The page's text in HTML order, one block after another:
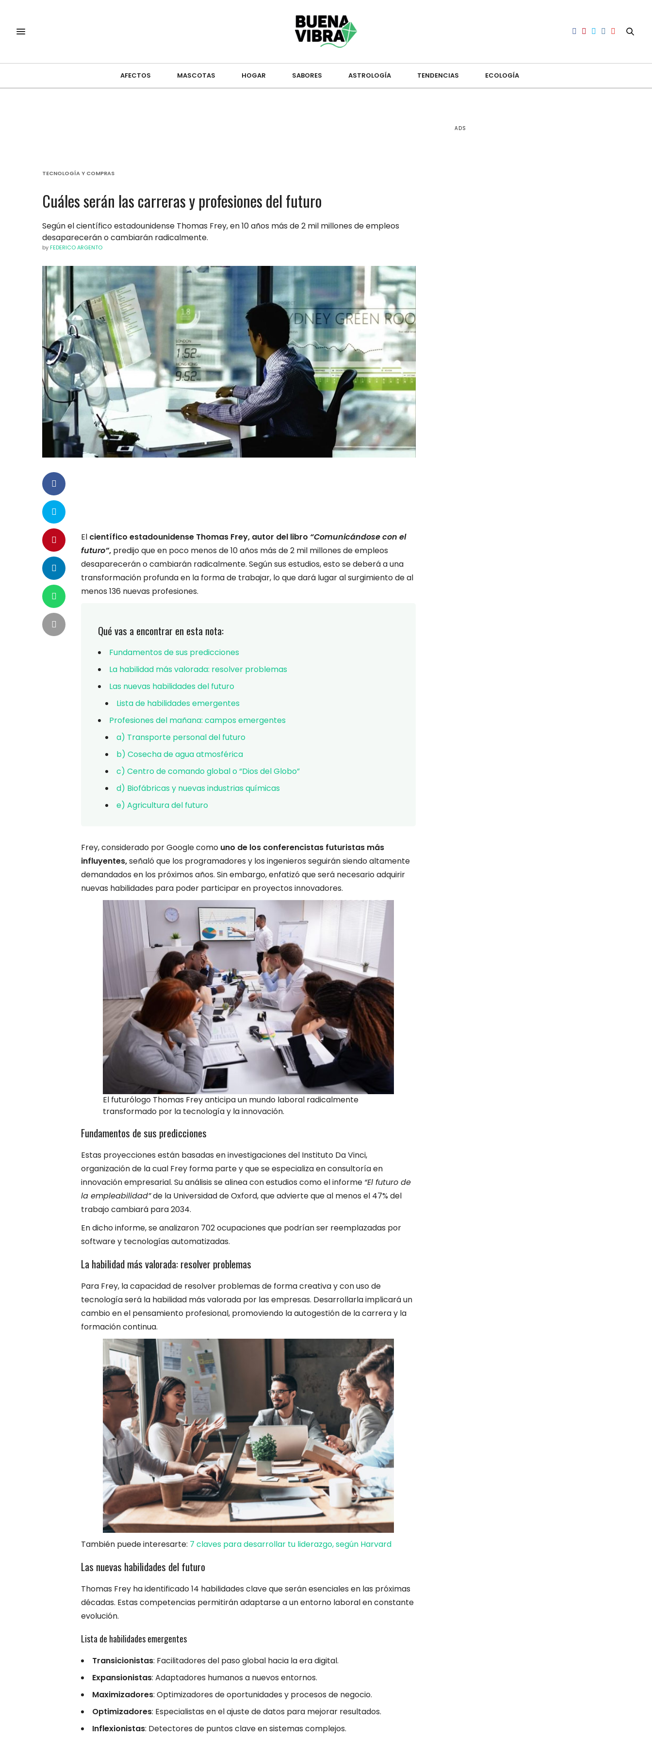
AFECTOS MASCOTAS HOGAR SABORES ASTROLOGÍA TENDENCIAS ECOLOGÍA
TECNOLOGÍA Y COMPRAS
Cuáles serán las carreras y profesiones del futuro
Según el científico estadounidense Thomas Frey, en 10 años más de 2 mil millones de empleos
desaparecerán o cambiarán radicalmente.
by FEDERICO ARGENTO
El científico estadounidense Thomas Frey, autor del libro “Comunicándose con el
futuro”, predijo que en poco menos de 10 años más de 2 mil millones de empleos
desaparecerán o cambiarán radicalmente. Según sus estudios, esto se deberá a una
transformación profunda en la forma de trabajar, lo que dará lugar al surgimiento de al
menos 136 nuevas profesiones.
Qué vas a encontrar en esta nota:
Fundamentos de sus predicciones
La habilidad más valorada: resolver problemas
Las nuevas habilidades del futuro
Lista de habilidades emergentes
Profesiones del mañana: campos emergentes
a) Transporte personal del futuro
b) Cosecha de agua atmosférica
c) Centro de comando global o “Dios del Globo”
d) Biofábricas y nuevas industrias químicas
e) Agricultura del futuro
Frey, considerado por Google como uno de los conferencistas futuristas más
influyentes,señaló que los programadores y los ingenieros seguirán siendo altamente
demandados en los próximos años. Sin embargo, enfatizó que será necesario adquirir
nuevas habilidades para poder participar en proyectos innovadores.
El futurólogo Thomas Frey anticipa un mundo laboral radicalmente
transformado por la tecnología y la innovación.
Fundamentos de sus predicciones
Estas proyecciones están basadas en investigaciones del Instituto Da Vinci,
organización de la cual Frey forma parte y que se especializa en consultoría en
innovación empresarial. Su análisis se alinea con estudios como el informe “El futuro de
la empleabilidad”de la Universidad de Oxford, que advierte que al menos el 47% del
trabajo cambiará para 2034.
En dicho informe, se analizaron 702 ocupaciones que podrían ser reemplazadas por
software y tecnologías automatizadas.
La habilidad más valorada: resolver problemas
Para Frey, la capacidad de resolver problemas de forma creativa y con uso de
tecnología será la habilidad más valorada por las empresas. Desarrollarla implicará un
cambio en el pensamiento profesional, promoviendo la autogestión de la carrera y la
formación continua.
También puede interesarte: 7 claves para desarrollar tu liderazgo, según Harvard
Las nuevas habilidades del futuro
Thomas Frey ha identificado 14 habilidades clave que serán esenciales en las próximas
décadas. Estas competencias permitirán adaptarse a un entorno laboral en constante
evolución.
Lista de habilidades emergentes
Transicionistas: Facilitadores del paso global hacia la era digital.
Expansionistas: Adaptadores humanos a nuevos entornos.
Maximizadores: Optimizadores de oportunidades y procesos de negocio.
Optimizadores: Especialistas en el ajuste de datos para mejorar resultados.
Inflexionistas: Detectores de puntos clave en sistemas complejos.
ADS